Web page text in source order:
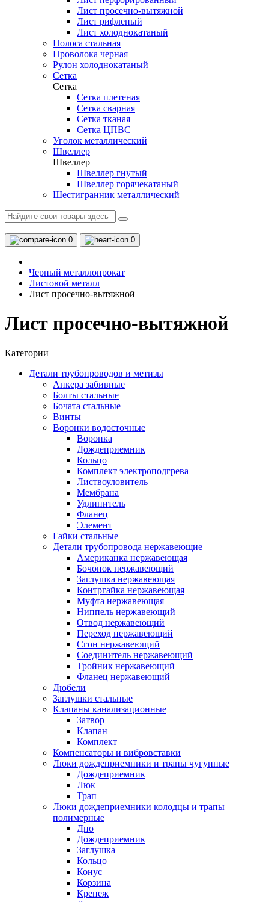
Лист просечно-вытяжной
Лист рифленый
Лист холоднокатаный
Полоса стальная
Проволока черная
Рулон холоднокатаный
Сетка
Сетка
Сетка плетеная
Сетка сварная
Сетка тканая
Сетка ЦПВС
Уголок металлический
Швеллер
Швеллер
Швеллер гнутый
Швеллер горячекатаный
Шестигранник металлический
0 0
Черный металлопрокат
Листовой металл
Лист просечно-вытяжной
Лист просечно-вытяжной
Категории
Детали трубопроводов и метизы
Анкера забивные
Болты стальные
Бочата стальные
Винты
Воронки водосточные
Воронка
Дождеприемник
Кольцо
Комплект электроподгрева
Листвоуловитель
Мембрана
Удлинитель
Фланец
Элемент
Гайки стальные
Детали трубопровода нержавеющие
Американка нержавеющая
Бочонок нержавеющий
Заглушка нержавеющая
Контргайка нержавеющая
Муфта нержавеющая
Ниппель нержавеющий
Отвод нержавеющий
Переход нержавеющий
Сгон нержавеющий
Соединитель нержавеющий
Тройник нержавеющий
Фланец нержавеющий
Дюбели
Заглушки стальные
Клапаны канализационные
Затвор
Клапан
Комплект
Компенсаторы и вибровставки
Люки дождеприемники и трапы чугунные
Дождеприемник
Люк
Трап
Люки дождеприемники колодцы и трапы
полимерные
Дно
Дождеприемник
Заглушка
Кольцо
Конус
Корзина
Крепеж